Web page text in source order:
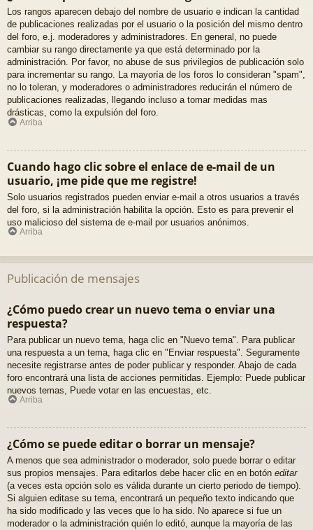
Los rangos aparecen debajo del nombre de usuario e indican la cantidad
de publicaciones realizadas por el usuario o la posición del mismo dentro
del foro, e.j. moderadores y administradores. En general, no puede
cambiar su rango directamente ya que está determinado por la
administración. Por favor, no abuse de sus privilegios de publicación solo
para incrementar su rango. La mayoría de los foros lo consideran "spam",
no lo toleran, y moderadores o administradores reducirán el número de
publicaciones realizadas, llegando incluso a tomar medidas mas
drásticas, como la expulsión del foro.
Arriba
Cuando hago clic sobre el enlace de e-mail de un
usuario, ¡me pide que me registre!
Solo usuarios registrados pueden enviar e-mail a otros usuarios a través
del foro, si la administración habilita la opción. Esto es para prevenir el
uso malicioso del sistema de e-mail por usuarios anónimos.
Arriba
Publicación de mensajes
¿Cómo puedo crear un nuevo tema o enviar una
respuesta?
Para publicar un nuevo tema, haga clic en "Nuevo tema". Para publicar
una respuesta a un tema, haga clic en "Enviar respuesta". Seguramente
necesite registrarse antes de poder publicar y responder. Abajo de cada
foro encontrará una lista de acciones permitidas. Ejemplo: Puede publicar
nuevos temas, Puede votar en las encuestas, etc.
Arriba
¿Cómo se puede editar o borrar un mensaje?
A menos que sea administrador o moderador, solo puede borrar o editar
sus propios mensajes. Para editarlos debe hacer clic en en botón editar
(a veces esta opción solo es válida durante un cierto periodo de tiempo).
Si alguien editase su tema, encontrará un pequeño texto indicando que
ha sido modificado y las veces que lo ha sido. No aparece si fue un
moderador o la administración quién lo editó, aunque la mayoría de las